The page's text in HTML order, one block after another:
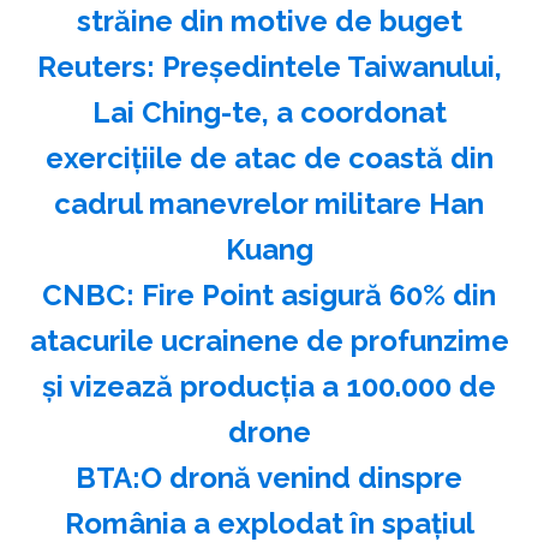
străine din motive de buget
Reuters: Preşedintele Taiwanului,
Lai Ching-te, a coordonat
exerciţiile de atac de coastă din
cadrul manevrelor militare Han
Kuang
CNBC: Fire Point asigură 60% din
atacurile ucrainene de profunzime
şi vizează producţia a 100.000 de
drone
BTA:O dronă venind dinspre
România a explodat în spaţiul